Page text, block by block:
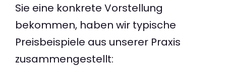
Sie eine konkrete Vorstellung
bekommen, haben wir typische
Preisbeispiele aus unserer Praxis
zusammengestellt: